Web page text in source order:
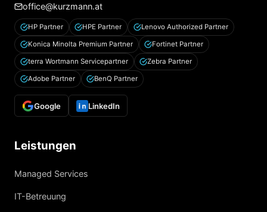
office@kurzmann.at
HP Partner HPE Partner Lenovo Authorized Partner
Konica Minolta Premium Partner Fortinet Partner
terra Wortmann Servicepartner Zebra Partner
Adobe Partner BenQ Partner
Google LinkedIn
Leistungen
Managed Services
IT-Betreuung